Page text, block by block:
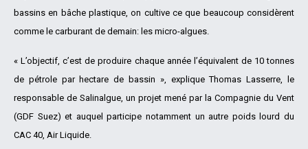
bassins en bâche plastique, on cultive ce que beaucoup considèrent
comme le carburant de demain: les micro-algues.
« L’objectif, c’est de produire chaque année l’équivalent de 10 tonnes
de pétrole par hectare de bassin », explique Thomas Lasserre, le
responsable de Salinalgue, un projet mené par la Compagnie du Vent
(GDF Suez) et auquel participe notamment un autre poids lourd du
CAC 40, Air Liquide.